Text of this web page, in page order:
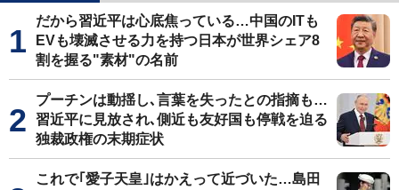
だから習近平は心底焦っている…中国のITも
EVも壊滅させる力を持つ日本が世界シェア8
割を握る"素材"の名前
プーチンは動揺し､言葉を失ったとの指摘も…
習近平に見放され､側近も友好国も停戦を迫る
独裁政権の末期症状
これで｢愛子天皇｣はかえって近づいた…島田